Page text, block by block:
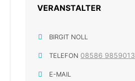
VERANSTALTER
BIRGIT NOLL
TELEFON 08586 9859013
E-MAIL